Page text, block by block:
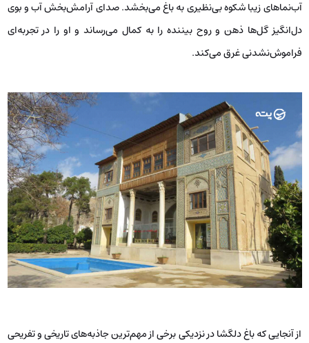
آب‌نماهای زیبا شکوه بی‌نظیری به باغ می‌بخشد. صدای آرامش‌بخش آب و بوی
دل‌انگیز گل‌ها ذهن و روح بیننده را به کمال می‌رساند و او را در تجربه‌ای
فراموش‌نشدنی غرق می‌کند.
از آنجایی که باغ دلگشا در نزدیکی برخی از مهم‌ترین جاذبه‌های تاریخی و تفریحی